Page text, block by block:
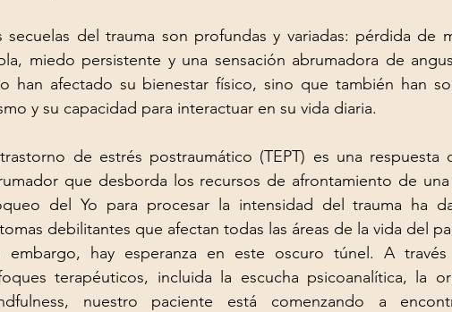
secuelas del trauma son profundas y variadas: pérdida de
miedo persistente y una sensación abrumadora de
han afectado su bienestar físico, sino que también han
y su capacidad para interactuar en su vida diaria.
de estrés postraumático (TEPT) es una respuesta
que desborda los recursos de afrontamiento de
del Yo para procesar la intensidad del trauma ha
debilitantes que afectan todas las áreas de la vida del
embargo, hay esperanza en este oscuro túnel. A
terapéuticos, incluida la escucha psicoanalítica, la
nuestro paciente está comenzando a